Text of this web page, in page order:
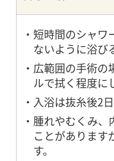
短時間のシャワ
ないように浴び
広範囲の手術の
ルで拭く程度に
入浴は抜糸後2
腫れやむくみ、
ことがあります
す。